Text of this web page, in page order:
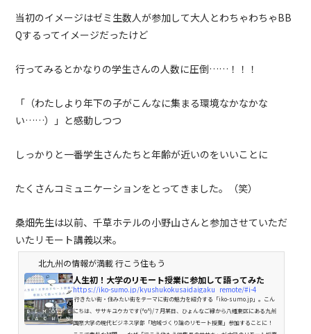
当初のイメージはゼミ生数人が参加して大人とわちゃわちゃBB
Qするってイメージだったけど
行ってみるとかなりの学生さんの人数に圧倒……！！！
「（わたしより年下の子がこんなに集まる環境なかなかな
い……）」と感動しつつ
しっかりと一番学生さんたちと年齢が近いのをいいことに
たくさんコミュニケーションをとってきました。（笑）
桑畑先生は以前、千草ホテルの小野山さんと参加させていただ
いたリモート講義以来。
北九州の情報が満載 行こう住もう
人生初！大学のリモート授業に参加して語ってみた
https://iko-sumo.jp/kyushukokusaidaigaku_remote/#i-4
行きたい街・住みたい街をテーマに街の魅力を紹介する「iko-sumo.jp」。こん
にちは、ササキユウカです(^o^)/７月某日、ひょんなご縁から八幡東区にある九州
国際大学の現代ビジネス学部「地域づくり論のリモート授業」参加することに！